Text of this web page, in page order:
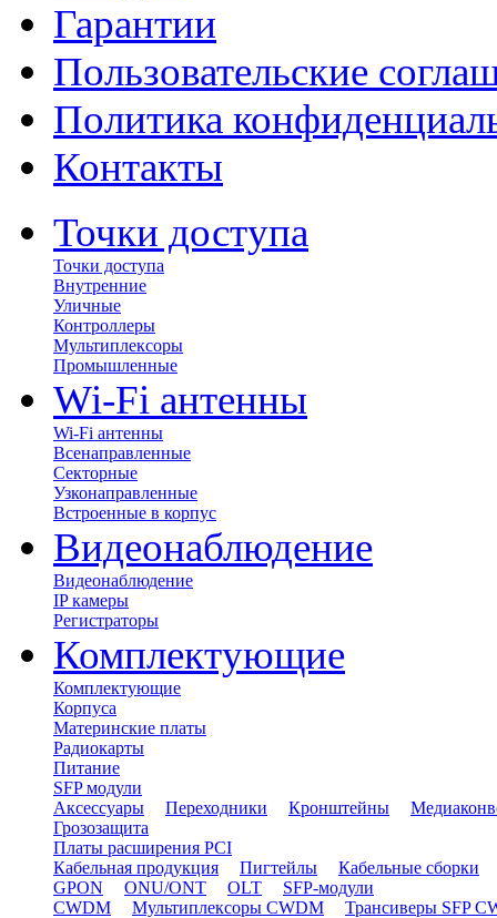
Гарантии
Пользовательские
Политика
Контакты
Точки доступа
Точки доступа
Внутренние
Уличные
Контроллеры
Мультиплексоры
Промышленные
Wi-Fi антенны
Wi-Fi антенны
Всенаправленные
Секторные
Узконаправленные
Встроенные в корпус
Видеонаблюдение
Видеонаблюдение
IP камеры
Регистраторы
Комплектующие
Комплектующие
Корпуса
Материнские платы
Радиокарты
Питание
SFP модули
Аксессуары
Переходники Кронштейны
Грозозащита
Платы расширения PCI
Кабельная продукция
Пигтейлы
Кабельные сборки
GPON
ONU/ONT OLT
SFP-модули
CWDM
Мультиплексоры CWDM Трансиверы SFP